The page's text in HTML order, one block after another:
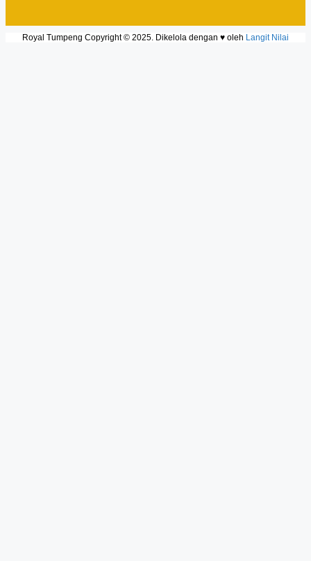
Royal Tumpeng Copyright © 2025. Dikelola dengan ♥ oleh Langit Nilai